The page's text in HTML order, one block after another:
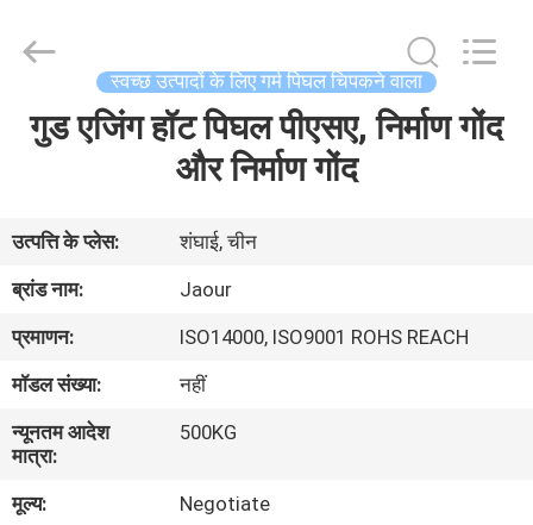
घर
हमारे
बारे
कारखाना
Adhesive
Products
Reserved.
स्वच्छ उत्पादों के लिए गर्म पिघल चिपकने वाला
गुड एजिंग हॉट पिघल पीएसए, निर्माण गोंद
और निर्माण गोंद
उत्पत्ति के प्लेस:
शंघाई, चीन
ब्रांड नाम:
Jaour
प्रमाणन:
ISO14000, ISO9001 ROHS REACH
मॉडल संख्या:
नहीं
न्यूनतम आदेश
मात्रा:
500KG
मूल्य:
Negotiate